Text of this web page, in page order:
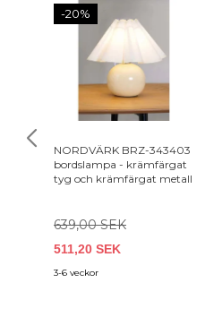
-20%
NORDVÄRK BRZ-343403
bordslampa - krämfärgat
tyg och krämfärgat metall
639,00 SEK
511,20 SEK
3-6 veckor